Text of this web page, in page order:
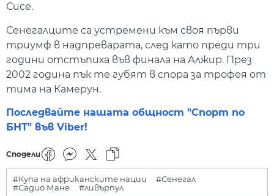
Сисе.
Сенегалците са устремени към своя първи
триумф в надпреварата, след като преди три
години отстъпиха във финала на Алжир. През
2002 година пък те губят в спора за трофея от
тима на Камерун.
Последвайте нашата общност "Спорт по
БНТ" във Viber!
Сподели
#Купа на африканските нации
#Сенегал
#Садио Мане
#ливърпул